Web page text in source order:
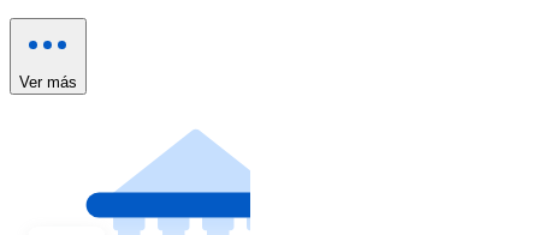
Ver más